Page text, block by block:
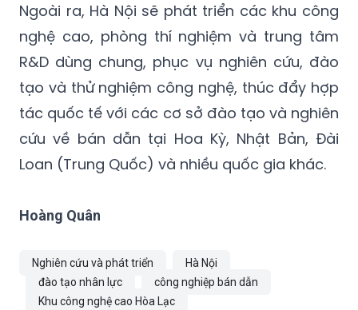
Ngoài ra, Hà Nội sẽ phát triển các khu công
nghệ cao, phòng thí nghiệm và trung tâm
R&D dùng chung, phục vụ nghiên cứu, đào
tạo và thử nghiệm công nghệ, thúc đẩy hợp
tác quốc tế với các cơ sở đào tạo và nghiên
cứu về bán dẫn tại Hoa Kỳ, Nhật Bản, Đài
Loan (Trung Quốc) và nhiều quốc gia khác.
Hoàng Quân
Nghiên cứu và phát triển
Hà Nội
đào tạo nhân lực
công nghiệp bán dẫn
Khu công nghệ cao Hòa Lạc